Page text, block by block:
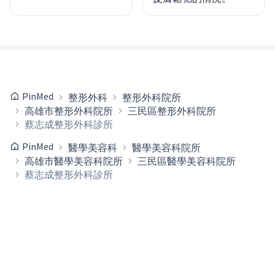
PinMed 整形外科
整形外科院所
高雄市整形外科院所
三民區整形外科院所
蔡志成整形外科診所
PinMed
醫學美容科
醫學美容科院所
高雄市醫學美容科院所
三民區醫學美容科院所
蔡志成整形外科診所